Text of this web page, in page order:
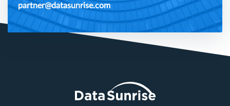
partner@datasunrise.com